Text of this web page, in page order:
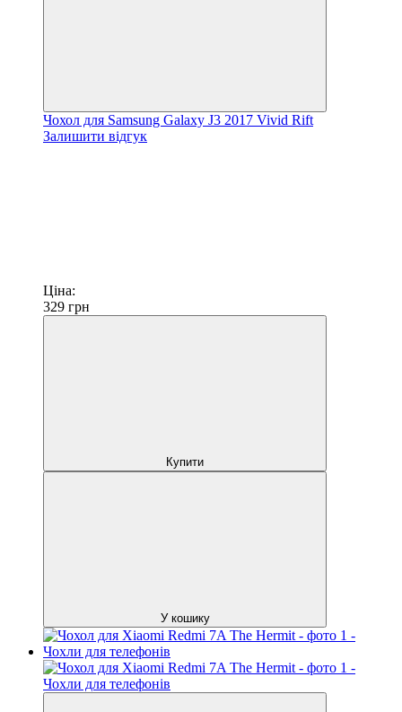
Чохол для Samsung Galaxy J3 2017 Vivid Rift
Залишити відгук
Ціна:
329 грн
Купити
У кошику